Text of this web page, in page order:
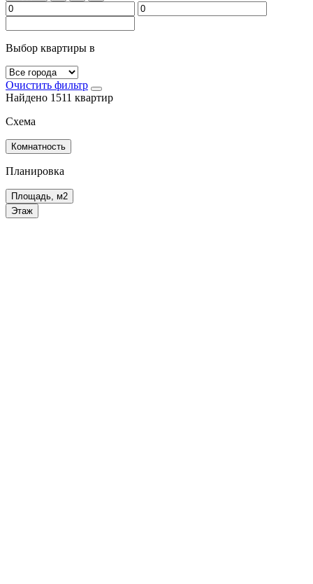
Выбор квартиры в
Очистить фильтр
Найдено 1511 квартир
Схема
Комнатность
Планировка
Площадь, м2
Этаж